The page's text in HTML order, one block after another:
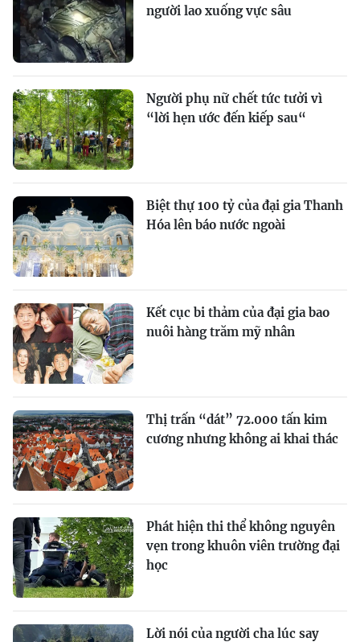
người lao xuống vực sâu
Người phụ nữ chết tức tưởi vì
“lời hẹn ước đến kiếp sau“
Biệt thự 100 tỷ của đại gia Thanh
Hóa lên báo nước ngoài
Kết cục bi thảm của đại gia bao
nuôi hàng trăm mỹ nhân
Thị trấn “dát” 72.000 tấn kim
cương nhưng không ai khai thác
Phát hiện thi thể không nguyên
vẹn trong khuôn viên trường đại
học
Lời nói của người cha lúc say